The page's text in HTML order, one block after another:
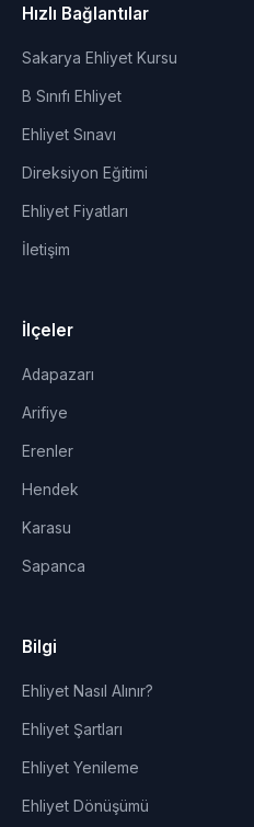
Hızlı Bağlantılar
Sakarya Ehliyet Kursu
B Sınıfı Ehliyet
Ehliyet Sınavı
Direksiyon Eğitimi
Ehliyet Fiyatları
İletişim
İlçeler
Adapazarı
Arifiye
Erenler
Hendek
Karasu
Sapanca
Bilgi
Ehliyet Nasıl Alınır?
Ehliyet Şartları
Ehliyet Yenileme
Ehliyet Dönüşümü